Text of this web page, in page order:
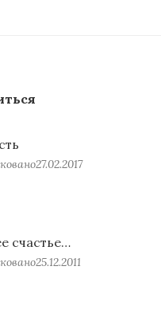
27.02.2017
счастье…
25.12.2011